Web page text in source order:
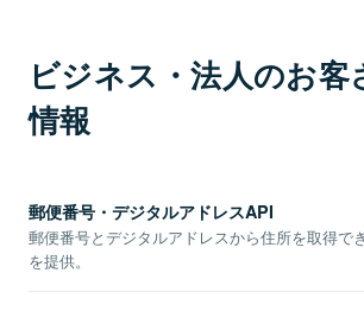
ビジネス・法人のお客
情報
郵便番号・デジタルアドレスAPI
郵便番号とデジタルアドレスから住所を取得で
を提供。